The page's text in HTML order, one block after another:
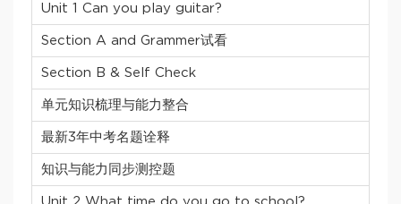
Unit 1 Can you play guitar?
Section A and Grammer试看
Section B & Self Check
单元知识梳理与能力整合
最新3年中考名题诠释
知识与能力同步测控题